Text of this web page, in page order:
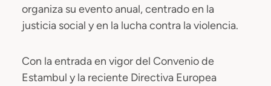
organiza su evento anual, centrado en la
justicia social y en la lucha contra la violencia.
Con la entrada en vigor del Convenio de
Estambul y la reciente Directiva Europea